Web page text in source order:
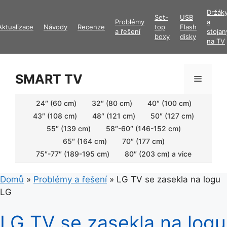
obsah
Návody Recenze
Problémy
a řešení
Set-
top
boxy
USB
Flash
disky
a
na TV
SMART TV Menu
24″ (60 cm) 32″ (80 cm)
40″ (100 cm)
43″ (108 cm)
48″ (121 cm)
50″ (127 cm)
55″ (139 cm)
58″-60″ (146-152 cm)
65″ (164 cm)
70″ (177 cm)
75″-77″ (189-195 cm)
80″ (203 cm) a vice
Domů » Problémy a řešení » LG TV se zasekla na logu
LG
LG TV se zasekla na logu